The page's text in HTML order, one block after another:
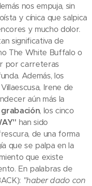
nos empuja, sin
y cínica que salpica
y mucho dolor.
significativa de
The White Buffalo o
por carreteras
Además, los
Irene de
aún más la
grabación, los cinco
han sido
de una forma
que se palpa en la
que existe
En palabras de
"haber dado con